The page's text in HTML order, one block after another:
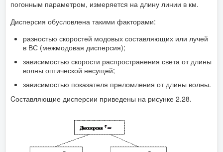
погонным параметром, измеряется на длину линии в км.
Дисперсия обусловлена такими факторами:
разностью скоростей модовых составляющих или лучей
в ВС (межмодовая дисперсия);
зависимостью скорости распространения света от длины
волны оптической несущей;
зависимостью показателя преломления от длины волны.
Cоставляющие дисперсии приведены на рисунке 2.28.